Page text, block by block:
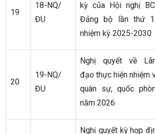
19
18-NQ/
ĐU
kỳ của Hội nghị
Đảng bộ lần thứ
nhiệm kỳ 2025-2030
20
19-NQ/
ĐU
Nghị quyết về
đạo thực hiện nhiệm
quân sự, quốc
năm 2026
Nghị quyết kỳ họp